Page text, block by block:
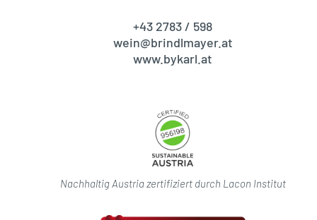
+43 2783 / 598
wein@brindlmayer.at
www.bykarl.at
Nachhaltig Austria zertifiziert durch Lacon Institut